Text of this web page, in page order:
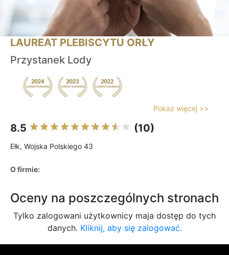
LAUREAT PLEBISCYTU ORŁY
Przystanek Lody
Pokaż więcej >>
8.5 (10)
Ełk, Wojska Polskiego 43
O firmie:
Oceny na poszczególnych stronach
Tylko zalogowani użytkownicy maja dostęp do tych
danych. Kliknij, aby się zalogować.